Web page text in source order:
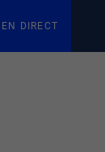
DIRECT